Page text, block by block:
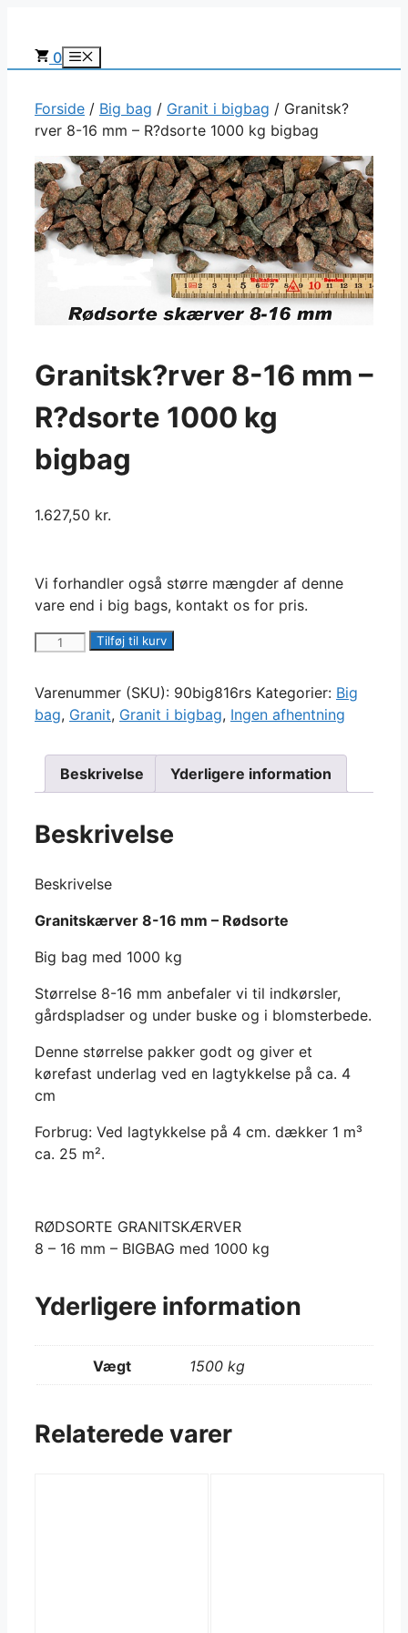
indhold0 Menu
Forside / Big bag / Granit i bigbag / Granitsk?
rver 8-16 mm – R?dsorte 1000 kg bigbag
Granitsk?rver 8-16 mm –
R?dsorte 1000 kg
bigbag
1.627,50 kr.
Vi forhandler også større mængder af denne
vare end i big bags, kontakt os for pris.
Granitsk?
8-
16
mm
dsorte
kg
antal
Tilføj til kurv
Varenummer (SKU): 90big816rs Kategorier: Big
bag, Granit, Granit i bigbag, Ingen afhentning
Beskrivelse Yderligere information
Beskrivelse
Beskrivelse
Granitskærver 8-16 mm – Rødsorte
Big bag med 1000 kg
Størrelse 8-16 mm anbefaler vi til indkørsler,
gårdspladser og under buske og i blomsterbede.
Denne størrelse pakker godt og giver et
kørefast underlag ved en lagtykkelse på ca. 4
cm
Forbrug: Ved lagtykkelse på 4 cm. dækker 1 m³
ca. 25 m².
RØDSORTE GRANITSKÆRVER
8 – 16 mm – BIGBAG med 1000 kg
Yderligere information
Vægt 1500 kg
Relaterede varer